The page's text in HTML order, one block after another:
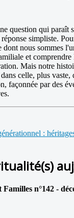
question qui paraît
simpliste.
nous sommes
et comprendre
Mais notre
celle, plus vaste,
façonnée par des
:
Familles n°142 -